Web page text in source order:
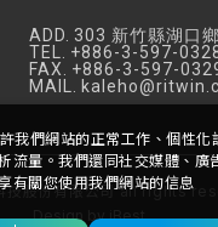
ADD. 303 新竹縣湖口
TEL.
+886-3-597-
FAX.
+886-3-597-
MAIL.
技股份有限公司 all rights
Design by iBest
我們網站的正常工作、個性化
流量。我們還同社交媒體、廣
有關您使用我們網站的信息